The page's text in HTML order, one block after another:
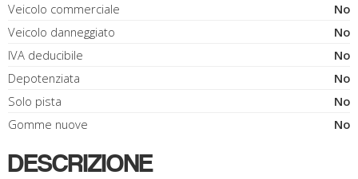
Veicolo commerciale
No
Veicolo danneggiato
No
IVA deducibile
No
Depotenziata
No
Solo pista
No
Gomme nuove
No
DESCRIZIONE